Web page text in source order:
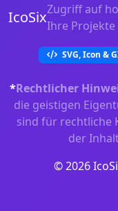
IcoSixZugriff auf
Ihre Projekte
SVG, Icon &
*Rechtlicher
die geistigen
sind für rechtliche
der
© 2026